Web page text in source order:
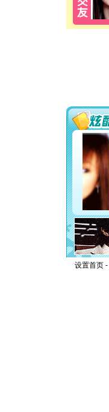
设置首页 -